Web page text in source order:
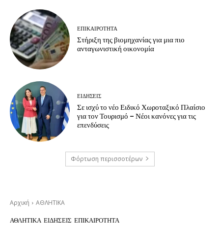
ΕΠΙΚΑΙΡΟΤΗΤΑ
Στήριξη της βιομηχανίας για μια πιο
ανταγωνιστική οικονομία
ΕΙΔΗΣΕΙΣ
Σε ισχύ το νέο Ειδικό Χωροταξικό Πλαίσιο
για τον Τουρισμό – Νέοι κανόνες για τις
επενδύσεις
Φόρτωση περισσοτέρων